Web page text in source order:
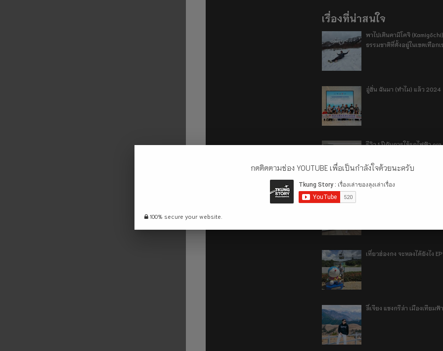
เรื่องที่น่าสนใจ
พาไปเดินคามิโคจิ
ธรรมชาติที่ตั้งอยู่ในเขตเทือก
อู่ฮั่น ฉันมา (ทำไม) แล้ว 2024
รีวิว 1 ปีกับการใช้รถไฟฟ้า
เที่ยวฮ่องกง จะหลงได้ยังไง
ลี่เจียง แชงกรีล่า เมืองเทียม
กดติดตามช่อง YOUTUBE เพื่อเป็นกำลังใจด้วยนะครับ
100% secure your website.